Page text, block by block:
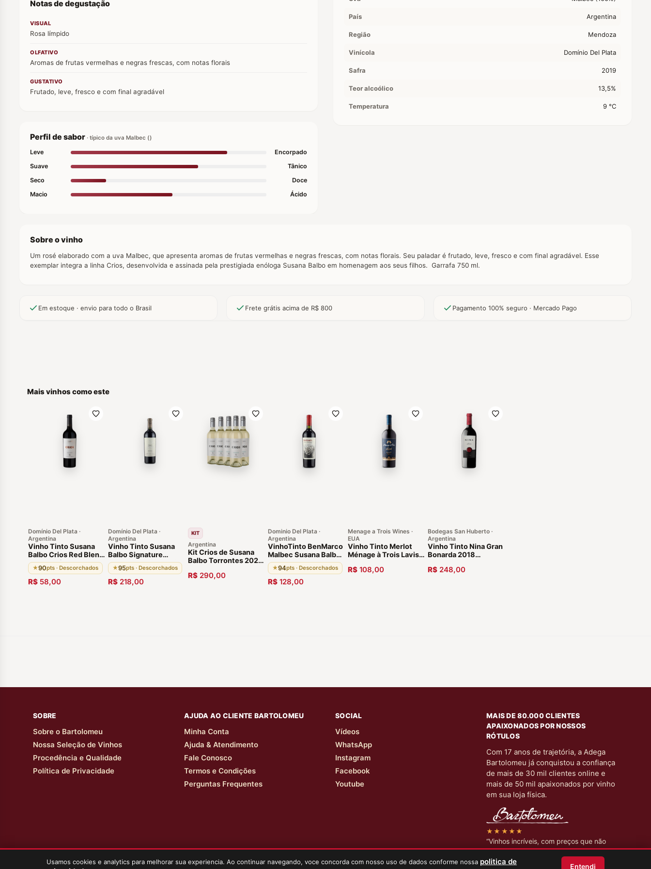
Notas de degustação
VISUAL
Rosa límpido
OLFATIVO
Aromas de frutas vermelhas e negras frescas, com notas florais
GUSTATIVO
Frutado, leve, fresco e com final agradável
Perfil de sabor · típico da uva Malbec ()
Leve
Encorpado
Suave
Tânico
Seco
Doce
Macio
Ácido
País Argentina
Região Mendoza
Vinícola Domínio Del Plata
Safra 2019
Teor alcoólico 13,5%
Temperatura 9 °C
Sobre o vinho
Um rosé elaborado com a uva Malbec, que apresenta aromas de frutas vermelhas e negras frescas, com notas florais. Seu paladar é frutado, leve, fresco e com final agradável. Esse
exemplar integra a linha Crios, desenvolvida e assinada pela prestigiada enóloga Susana Balbo em homenagem aos seus filhos. Garrafa 750 ml.
Em estoque · envio para todo o Brasil Frete grátis acima de R$ 800 Pagamento 100% seguro · Mercado Pago
Mais vinhos como este
Domínio Del Plata ·
Argentina
Vinho Tinto Susana
Balbo Crios Red Blend
2020 Luján de Cuyo
★90pts · Descorchados
R$ 58,00
Domínio Del Plata ·
Argentina
Vinho Tinto Susana
Balbo Signature
Brioso 2019 Argentino
Luján de Cuyo
★95pts · Descorchados
R$ 218,00
KIT
Argentina
Kit Crios de Susana
Balbo Torrontes 2021-
R$ 290,00
Dominio Del Plata ·
Argentina
VinhoTinto BenMarco
Malbec Susana Balbo
Altamira 2013
Mendonza Argentina
★94pts · Descorchados
R$ 128,00
Menage a Trois Wines ·
EUA
Vinho Tinto Merlot
Ménage à Trois Lavish
Califórnia
R$ 108,00
Bodegas San Huberto ·
Argentina
Vinho Tinto Nina Gran
Bonarda 2018
R$ 248,00
SOBRE
Sobre o Bartolomeu
Nossa Seleção de Vinhos
Procedência e Qualidade
Política de Privacidade
AJUDA AO CLIENTE BARTOLOMEU
Minha Conta
Ajuda & Atendimento
Fale Conosco
Termos e Condições
Perguntas Frequentes
SOCIAL
Vídeos
WhatsApp
Instagram
Facebook
Youtube
MAIS DE 80.000 CLIENTES
APAIXONADOS POR NOSSOS
RÓTULOS
Com 17 anos de trajetória, a Adega
Bartolomeu já conquistou a confiança
de mais de 30 mil clientes online e
mais de 50 mil apaixonados por vinho
em sua loja física.
★★★★★
“Vinhos incríveis, com preços que não
encontro em lugar nenhum.”
Cliente verificado.
Usamos cookies e analytics para melhorar sua experiencia. Ao continuar navegando, voce concorda com nosso uso de dados conforme nossa politica de
Entendi